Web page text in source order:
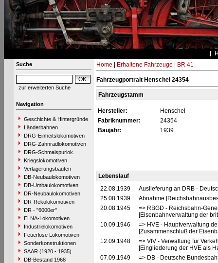
Suche
zur erweiterten Suche
Navigation
Geschichte & Hintergründe
Länderbahnen
DRG-Einheitslokomotiven
DRG-Zahnradlokomotiven
DRG-Schmalspurlok.
Kriegslokomotiven
Verlagerungsbauten
DB-Neubaulokomotiven
DB-Umbaulokomotiven
DR-Neubaulokomotiven
DR-Rekolokomotiven
DR - "6000er"
ELNA-Lokomotiven
Industrielokomotiven
Feuerlose Lokomotiven
Sonderkonstruktionen
SAAR (1920 - 1935)
DB-Bestand 1968
Home Erhaltene Fahrzeuge BR 41
Fahrzeugportrait Henschel 24354
Fahrzeugstamm
Hersteller:
Henschel
Fabriknummer:
24354
Baujahr:
1939
Lebenslauf
22.08.1939
Auslieferung an DRB -
25.08.1939
Abnahme
20.08.1945
=> RBGD - Reichsbahn-
[Eisenbahnverwaltung der
10.09.1946
=> HVE - Hauptverwaltung
[Zusammenschluß der
12.09.1948
=> VfV - Verwaltung für
[Eingliederung der HVE als
07.09.1949
=> DB - Deutsche